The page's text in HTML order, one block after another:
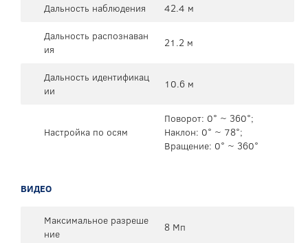
Дальность наблюдения
42.4 м
Дальность распознаван
ия
21.2 м
Дальность идентификац
ии
10.6 м
Настройка по осям
Поворот: 0° ~ 360°;
Наклон: 0° ~ 78°;
Вращение: 0° ~ 360°
ВИДЕО
Максимальное разреше
ние
8 Мп